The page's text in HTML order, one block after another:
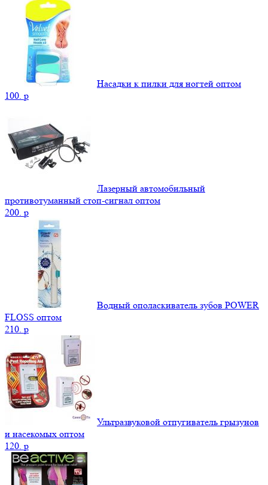
Насадки к пилки для ногтей оптом
100. p
Лазерный автомобильный
противотуманный стоп-сигнал оптом
200. p
Водный ополаскиватель зубов POWER
FLOSS оптом
210. p
Ультразвуковой отпугиватель грызунов
и насекомых оптом
120. p